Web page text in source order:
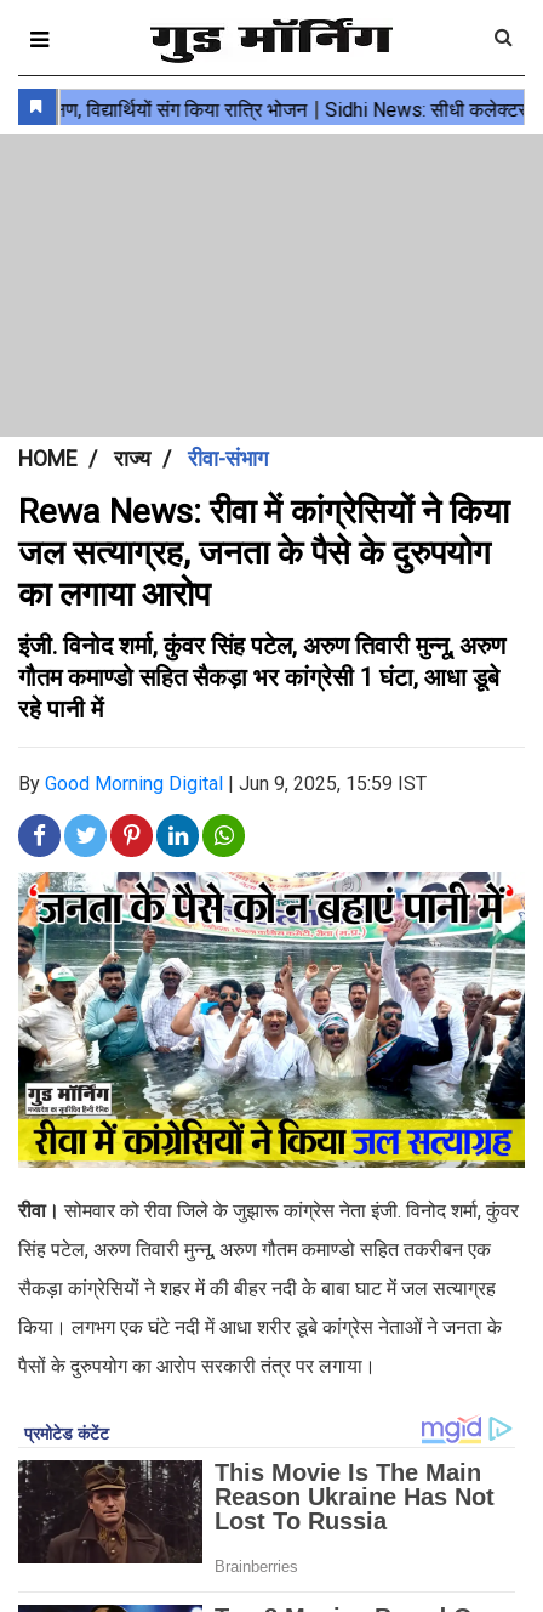
HOME राज्य रीवा-संभाग
Rewa News: रीवा में कांग्रेसियों ने किया
जल सत्याग्रह, जनता के पैसे के दुरुपयोग
का लगाया आरोप
इंजी. विनोद शर्मा, कुंवर सिंह पटेल, अरुण तिवारी मुन्नू, अरुण
गौतम कमाण्डो सहित सैकड़ा भर कांग्रेसी 1 घंटा, आधा डूबे
रहे पानी में
By Good Morning Digital | Jun 9, 2025, 15:59 IST
रीवा।सोमवार को रीवा जिले के जुझारू कांग्रेस नेता इंजी. विनोद शर्मा, कुंवर
सिंह पटेल, अरुण तिवारी मुन्नू, अरुण गौतम कमाण्डो सहित तकरीबन एक
सैकड़ा कांग्रेसियों ने शहर में की बीहर नदी के बाबा घाट में जल सत्याग्रह
किया। लगभग एक घंटे नदी में आधा शरीर डूबे कांग्रेस नेताओं ने जनता के
पैसों के दुरुपयोग का आरोप सरकारी तंत्र पर लगाया।